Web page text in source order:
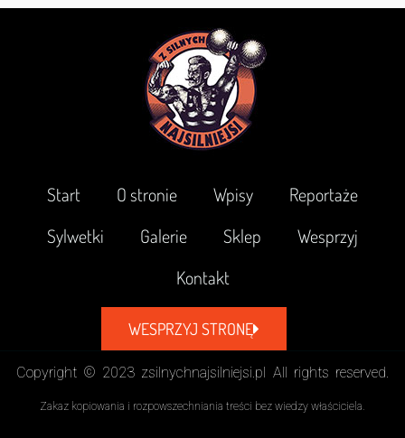
Start O stronie Wpisy
Reportaże
Sylwetki
Galerie Sklep
Wesprzyj
Kontakt
WESPRZYJ STRONĘ
Copyright © 2023 zsilnychnajsilniejsi.pl All rights reserved.
Zakaz kopiowania i rozpowszechniania treści bez wiedzy właściciela.